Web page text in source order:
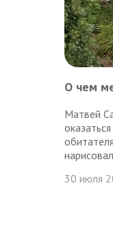
О чем
Матвей
30 июля